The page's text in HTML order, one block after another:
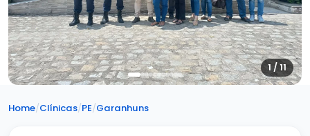
1 / 11
Home/Clínicas/PE/Garanhuns